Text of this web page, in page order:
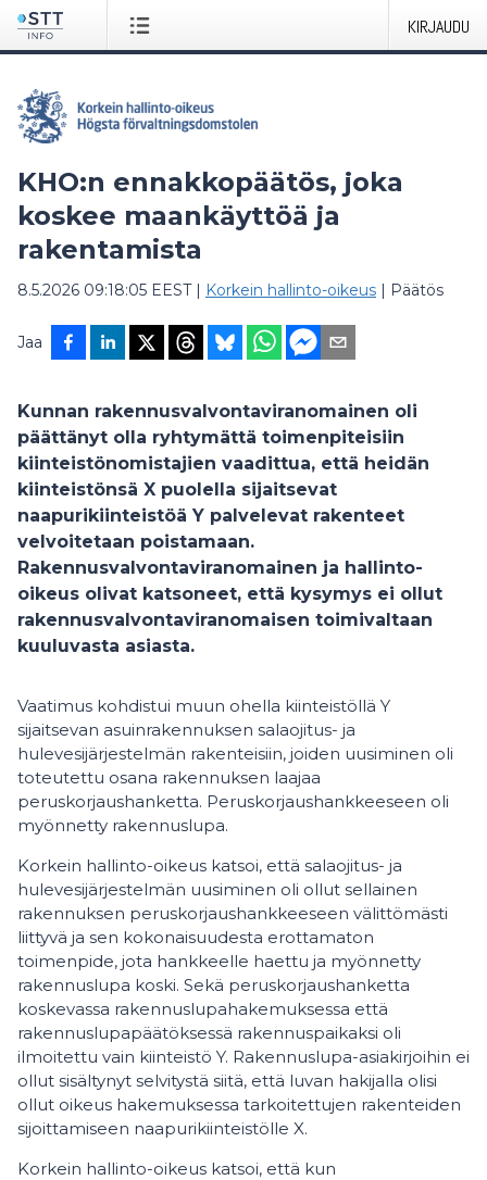
KIRJAUDU
KHO:n ennakkopäätös, joka
koskee maankäyttöä ja
rakentamista
8.5.2026 09:18:05 EEST| Korkein hallinto-oikeus | Päätös
Jaa
Kunnan rakennusvalvontaviranomainen oli
päättänyt olla ryhtymättä toimenpiteisiin
kiinteistönomistajien vaadittua, että heidän
kiinteistönsä X puolella sijaitsevat
naapurikiinteistöä Y palvelevat rakenteet
velvoitetaan poistamaan.
Rakennusvalvontaviranomainen ja hallinto-
oikeus olivat katsoneet, että kysymys ei ollut
rakennusvalvontaviranomaisen toimivaltaan
kuuluvasta asiasta.
Vaatimus kohdistui muun ohella kiinteistöllä Y
sijaitsevan asuinrakennuksen salaojitus- ja
hulevesijärjestelmän rakenteisiin, joiden uusiminen oli
toteutettu osana rakennuksen laajaa
peruskorjaushanketta. Peruskorjaushankkeeseen oli
myönnetty rakennuslupa.
Korkein hallinto-oikeus katsoi, että salaojitus- ja
hulevesijärjestelmän uusiminen oli ollut sellainen
rakennuksen peruskorjaushankkeeseen välittömästi
liittyvä ja sen kokonaisuudesta erottamaton
toimenpide, jota hankkeelle haettu ja myönnetty
rakennuslupa koski. Sekä peruskorjaushanketta
koskevassa rakennuslupahakemuksessa että
rakennuslupapäätöksessä rakennuspaikaksi oli
ilmoitettu vain kiinteistö Y. Rakennuslupa-asiakirjoihin ei
ollut sisältynyt selvitystä siitä, että luvan hakijalla olisi
ollut oikeus hakemuksessa tarkoitettujen rakenteiden
sijoittamiseen naapurikiinteistölle X.
Korkein hallinto-oikeus katsoi, että kun